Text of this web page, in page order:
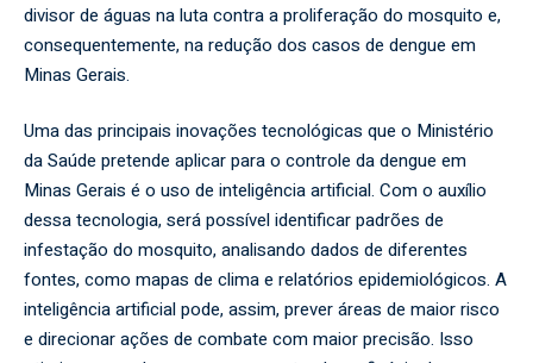
divisor de águas na luta contra a proliferação do mosquito e,
consequentemente, na redução dos casos de dengue em
Minas Gerais.
Uma das principais inovações tecnológicas que o Ministério
da Saúde pretende aplicar para o controle da dengue em
Minas Gerais é o uso de inteligência artificial. Com o auxílio
dessa tecnologia, será possível identificar padrões de
infestação do mosquito, analisando dados de diferentes
fontes, como mapas de clima e relatórios epidemiológicos. A
inteligência artificial pode, assim, prever áreas de maior risco
e direcionar ações de combate com maior precisão. Isso